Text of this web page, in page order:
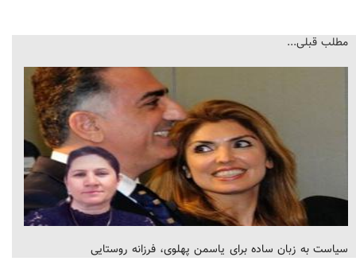
مطلب قبلی...
سیاست به زبان ساده برای یاسمن پهلوی، فرزانه روستایی